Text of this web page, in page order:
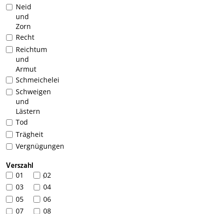
Neid
und
Zorn
Recht
Reichtum
und
Armut
Schmeichelei
Schweigen
und
Lästern
Tod
Trägheit
Vergnügungen
Verszahl
01 102
03
04
05
06
07
08